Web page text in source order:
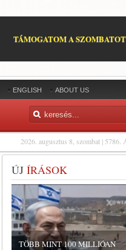
TÁMOGATOM A SZOMBATOT
ENGLISH ABOUT US
2026. augusztus 8, szombat | 5786.
ÚJ ÍRÁSOK
TÖBB MINT 100 MILLIÓAN